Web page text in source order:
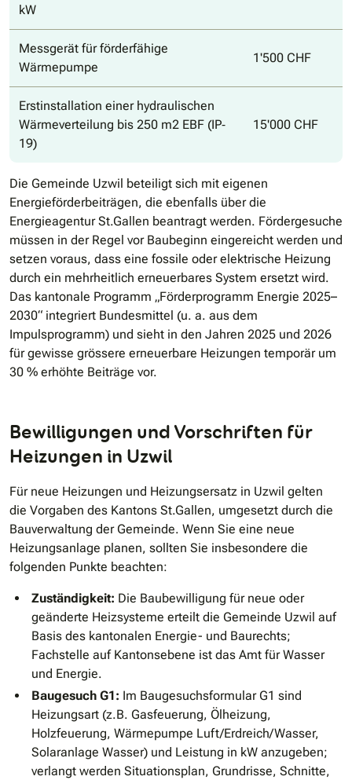
kW
Messgerät für förderfähige
Wärmepumpe
1'500 CHF
Erstinstallation einer hydraulischen
Wärmeverteilung bis 250 m2 EBF (IP‐
19)
15'000 CHF
Die Gemeinde Uzwil beteiligt sich mit eigenen
Energieförderbeiträgen, die ebenfalls über die
Energieagentur St.Gallen beantragt werden. Fördergesuche
müssen in der Regel vor Baubeginn eingereicht werden und
setzen voraus, dass eine fossile oder elektrische Heizung
durch ein mehrheitlich erneuerbares System ersetzt wird.
Das kantonale Programm „Förderprogramm Energie 2025–
2030“ integriert Bundesmittel (u. a. aus dem
Impulsprogramm) und sieht in den Jahren 2025 und 2026
für gewisse grössere erneuerbare Heizungen temporär um
30 % erhöhte Beiträge vor.
Bewilligungen und Vorschriften für
Heizungen in Uzwil
Für neue Heizungen und Heizungsersatz in Uzwil gelten
die Vorgaben des Kantons St.Gallen, umgesetzt durch die
Bauverwaltung der Gemeinde. Wenn Sie eine neue
Heizungsanlage planen, sollten Sie insbesondere die
folgenden Punkte beachten:
Zuständigkeit: Die Baubewilligung für neue oder
geänderte Heizsysteme erteilt die Gemeinde Uzwil auf
Basis des kantonalen Energie- und Baurechts;
Fachstelle auf Kantonsebene ist das Amt für Wasser
und Energie.
Baugesuch G1: Im Baugesuchsformular G1 sind
Heizungsart (z.B. Gasfeuerung, Ölheizung,
Holzfeuerung, Wärmepumpe Luft/Erdreich/Wasser,
Solaranlage Wasser) und Leistung in kW anzugeben;
verlangt werden Situationsplan, Grundrisse, Schnitte,